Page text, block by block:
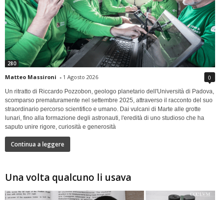
280
Matteo Massironi - 1 Agosto 2026 0
Un ritratto di Riccardo Pozzobon, geologo planetario dell'Università di Padova,
scomparso prematuramente nel settembre 2025, attraverso il racconto del suo
straordinario percorso scientifico e umano. Dai vulcani di Marte alle grotte
lunari, fino alla formazione degli astronauti, l'eredità di uno studioso che ha
saputo unire rigore, curiosità e generosità
Continua a leggere
Una volta qualcuno li usava